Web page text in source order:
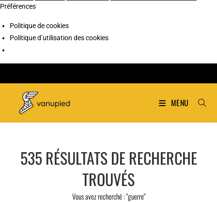
Préférences
Politique de cookies
Politique d’utilisation des cookies
MENU
535RÉSULTATS DE RECHERCHE
TROUVÉS
Vous avez recherché : "guerre"